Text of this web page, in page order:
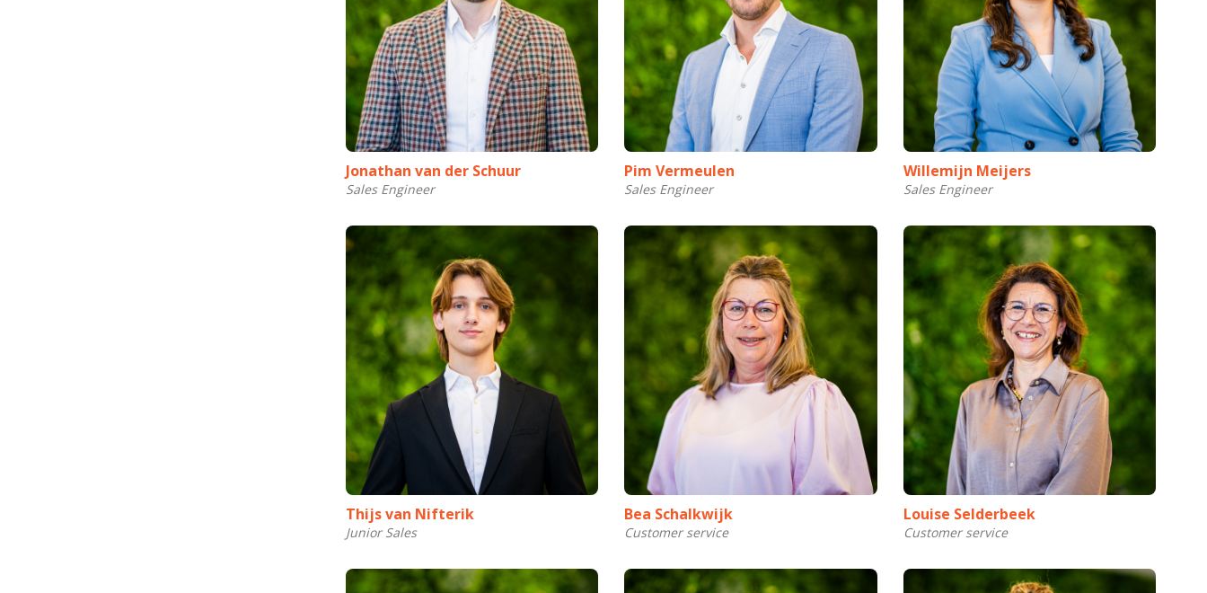
Jonathan van der Schuur
Sales Engineer
Pim Vermeulen
Sales Engineer
Willemijn Meijers
Sales Engineer
Thijs van Nifterik
Junior Sales
Bea Schalkwijk
Customer service
Louise Selderbeek
Customer service